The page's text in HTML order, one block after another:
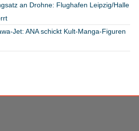
an Drohne: Flughafen Leipzig/Halle
Jet: ANA schickt Kult-Manga-Figuren